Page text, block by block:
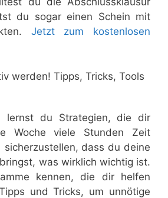
du sogar einen Schein mit
Jetzt zum kostenlosen
werden! Tipps, Tricks, Tools
lernst du Strategien, die dir
Woche viele Stunden Zeit
sicherzustellen, dass du deine
was wirklich wichtig ist.
kennen, die dir helfen
und Tricks, um unnötige